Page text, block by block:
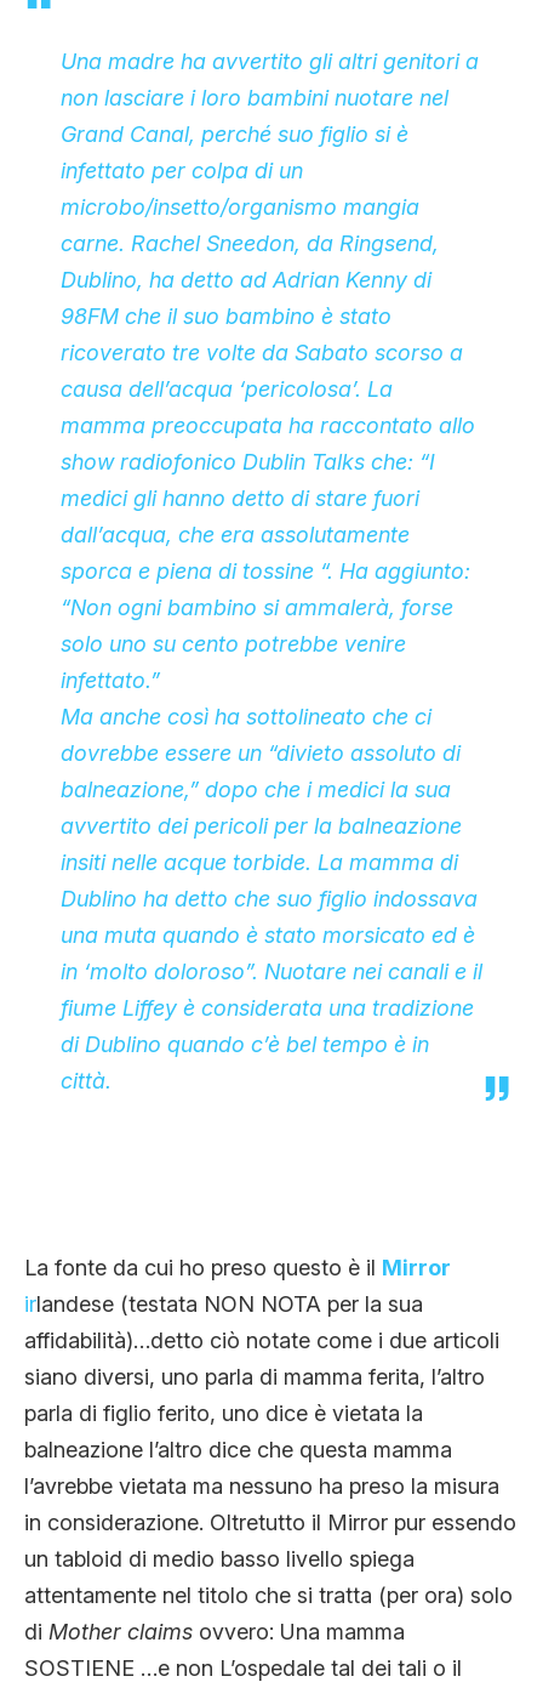
Una madre ha avvertito gli altri genitori a
non lasciare i loro bambini nuotare nel
Grand Canal, perché suo figlio si è
infettato per colpa di un
microbo/insetto/organismo mangia
carne. Rachel Sneedon, da Ringsend,
Dublino, ha detto ad Adrian Kenny di
98FM che il suo bambino è stato
ricoverato tre volte da Sabato scorso a
causa dell’acqua ‘pericolosa’. La
mamma preoccupata ha raccontato allo
show radiofonico Dublin Talks che: “I
medici gli hanno detto di stare fuori
dall’acqua, che era assolutamente
sporca e piena di tossine “. Ha aggiunto:
“Non ogni bambino si ammalerà, forse
solo uno su cento potrebbe venire
infettato.”
Ma anche così ha sottolineato che ci
dovrebbe essere un “divieto assoluto di
balneazione,” dopo che i medici la sua
avvertito dei pericoli per la balneazione
insiti nelle acque torbide. La mamma di
Dublino ha detto che suo figlio indossava
una muta quando è stato morsicato ed è
in ‘molto doloroso”. Nuotare nei canali e il
fiume Liffey è considerata una tradizione
di Dublino quando c’è bel tempo è in
città.
La fonte da cui ho preso questo è il Mirror
irlandese (testata NON NOTA per la sua
affidabilità)…detto ciò notate come i due articoli
siano diversi, uno parla di mamma ferita, l’altro
parla di figlio ferito, uno dice è vietata la
balneazione l’altro dice che questa mamma
l’avrebbe vietata ma nessuno ha preso la misura
in considerazione. Oltretutto il Mirror pur essendo
un tabloid di medio basso livello spiega
attentamente nel titolo che si tratta (per ora) solo
di Mother claims ovvero: Una mamma
SOSTIENE …e non L’ospedale tal dei tali o il